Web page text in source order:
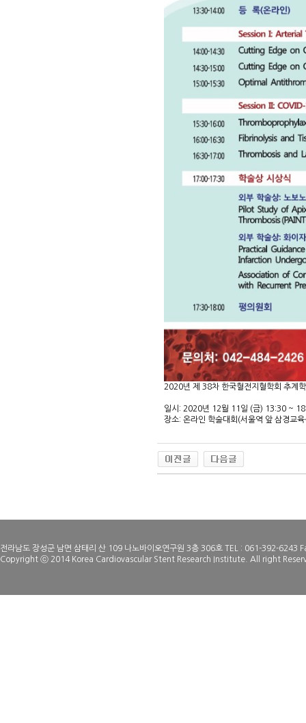
2020년 제 38차 한국혈전지혈학회 추계
일시: 2020년 12월 11일 (금) 13:30 ~
장소: 온라인 학술대회(서울역 앞 삼경교
전라남도 장성군 남면 삼태리 산 109 나노바이오연구원 3층 306호 TEL : 061-392-6243
Copyright ⓒ 2014 Korea Cardiovascular Stent Research Institute. All right